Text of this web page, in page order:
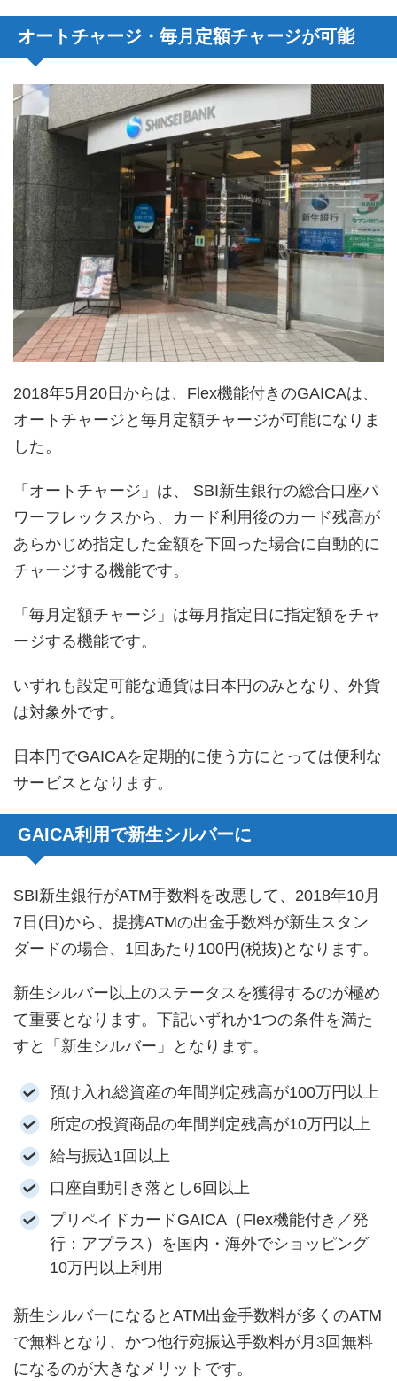
オートチャージ・毎月定額チャージが可能
2018年5月20日からは、Flex機能付きのGAICAは、
オートチャージと毎月定額チャージが可能になりま
した。
「オートチャージ」は、 SBI新生銀行の総合口座パ
ワーフレックスから、カード利用後のカード残高が
あらかじめ指定した金額を下回った場合に自動的に
チャージする機能です。
「毎月定額チャージ」は毎月指定日に指定額をチャ
ージする機能です。
いずれも設定可能な通貨は日本円のみとなり、外貨
は対象外です。
日本円でGAICAを定期的に使う方にとっては便利な
サービスとなります。
GAICA利用で新生シルバーに
SBI新生銀行がATM手数料を改悪して、2018年10月
7日(日)から、提携ATMの出金手数料が新生スタン
ダードの場合、1回あたり100円(税抜)となります。
新生シルバー以上のステータスを獲得するのが極め
て重要となります。下記いずれか1つの条件を満た
すと「新生シルバー」となります。
預け入れ総資産の年間判定残高が100万円以上
所定の投資商品の年間判定残高が10万円以上
給与振込1回以上
口座自動引き落とし6回以上
プリペイドカードGAICA（Flex機能付き／発
行：アプラス）を国内・海外でショッピング
10万円以上利用
新生シルバーになるとATM出金手数料が多くのATM
で無料となり、かつ他行宛振込手数料が月3回無料
になるのが大きなメリットです。